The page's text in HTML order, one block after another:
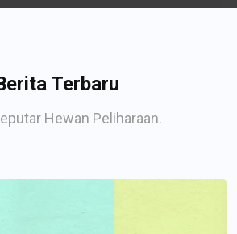
Terbaru
Hewan Peliharaan.